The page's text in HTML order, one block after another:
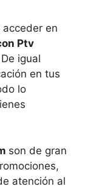
en
Ptv
igual
en tus
lo
son de gran
atención al